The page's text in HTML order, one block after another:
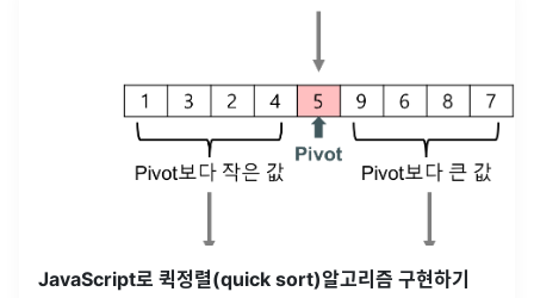
JavaScript로 퀵정렬(quick sort)알고리즘 구현하기